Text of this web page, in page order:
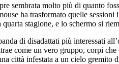
sembrata molto più di quanto
ha trasformato quelle
quarta stagione, e lo schermo si
di disadattati più interessati
come un vero gruppo, corpi
città infestata a un cielo